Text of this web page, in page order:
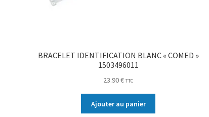
BRACELET IDENTIFICATION BLANC « COMED »
1503496011
23.90€ TTC
Ajouter au panier